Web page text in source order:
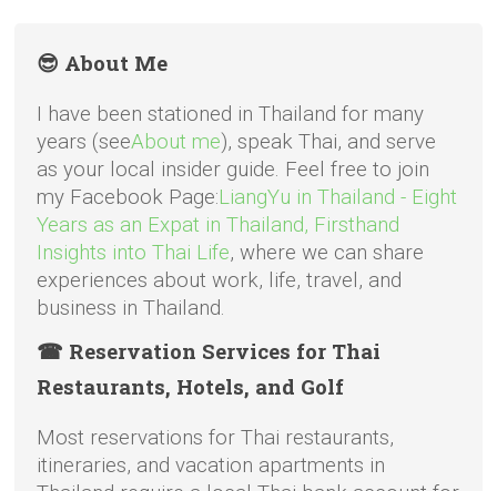
😎 About Me
I have been stationed in Thailand for many
years (seeAbout me), speak Thai, and serve
as your local insider guide. Feel free to join
my Facebook Page:LiangYu in Thailand - Eight
Years as an Expat in Thailand, Firsthand
Insights into Thai Life, where we can share
experiences about work, life, travel, and
business in Thailand.
☎ Reservation Services for Thai
Restaurants, Hotels, and Golf
Most reservations for Thai restaurants,
itineraries, and vacation apartments in